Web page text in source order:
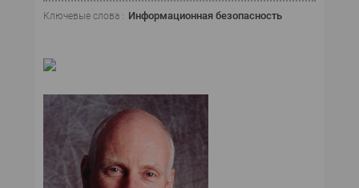
Ключевые слова : Информационная безопасность